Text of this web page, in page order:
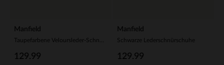
Manfield
129.99
Manfield
Schwarze Lederschnürschuhe
129.99